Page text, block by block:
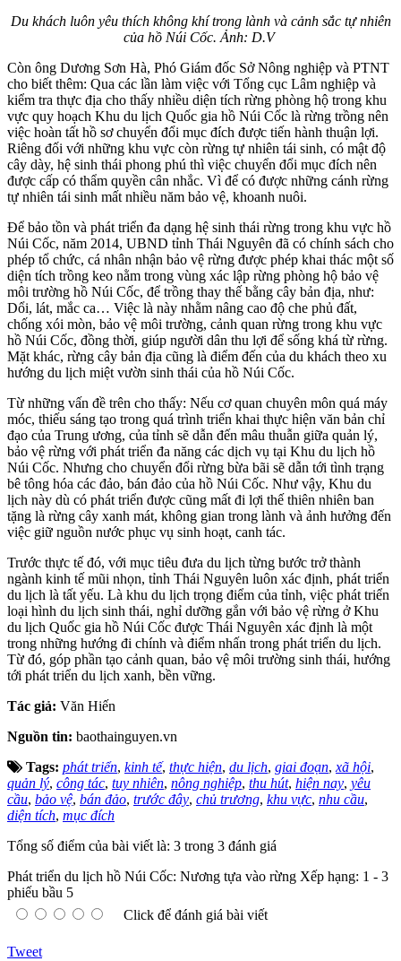
Du khách luôn yêu thích không khí trong lành và cảnh sắc tự nhiên
của hồ Núi Cốc. Ảnh: D.V
Còn ông Dương Sơn Hà, Phó Giám đốc Sở Nông nghiệp và PTNT
cho biết thêm: Qua các lần làm việc với Tổng cục Lâm nghiệp và
kiểm tra thực địa cho thấy nhiều diện tích rừng phòng hộ trong khu
vực quy hoạch Khu du lịch Quốc gia hồ Núi Cốc là rừng trồng nên
việc hoàn tất hồ sơ chuyển đổi mục đích được tiến hành thuận lợi.
Riêng đối với những khu vực còn rừng tự nhiên tái sinh, có mật độ
cây dày, hệ sinh thái phong phú thì việc chuyển đổi mục đích nên
được cấp có thẩm quyền cân nhắc. Vì để có được những cánh rừng
tự nhiên tái sinh mất nhiều năm bảo vệ, khoanh nuôi.
Để bảo tồn và phát triển đa dạng hệ sinh thái rừng trong khu vực hồ
Núi Cốc, năm 2014, UBND tỉnh Thái Nguyên đã có chính sách cho
phép tổ chức, cá nhân nhận bảo vệ rừng được phép khai thác một số
diện tích trồng keo nằm trong vùng xác lập rừng phòng hộ bảo vệ
môi trường hồ Núi Cốc, để trồng thay thế bằng cây bản địa, như:
Dổi, lát, mắc ca… Việc là này nhằm nâng cao độ che phủ đất,
chống xói mòn, bảo vệ môi trường, cảnh quan rừng trong khu vực
hồ Núi Cốc, đồng thời, giúp người dân thu lợi để sống khá từ rừng.
Mặt khác, rừng cây bản địa cũng là điểm đến của du khách theo xu
hướng du lịch miệt vườn sinh thái của hồ Núi Cốc.
Từ những vấn đề trên cho thấy: Nếu cơ quan chuyên môn quá máy
móc, thiếu sáng tạo trong quá trình triển khai thực hiện văn bản chỉ
đạo của Trung ương, của tỉnh sẽ dẫn đến mâu thuẫn giữa quản lý,
bảo vệ rừng với phát triển đa năng các dịch vụ tại Khu du lịch hồ
Núi Cốc. Nhưng cho chuyển đổi rừng bừa bãi sẽ dẫn tới tình trạng
bê tông hóa các đảo, bán đảo của hồ Núi Cốc. Như vậy, Khu du
lịch này dù có phát triển được cũng mất đi lợi thế thiên nhiên ban
tặng là rừng cây xanh mát, không gian trong lành và ảnh hưởng đến
việc giữ nguồn nước phục vụ sinh hoạt, canh tác.
Trước thực tế đó, với mục tiêu đưa du lịch từng bước trở thành
ngành kinh tế mũi nhọn, tỉnh Thái Nguyên luôn xác định, phát triển
du lịch là tất yếu. Là khu du lịch trọng điểm của tỉnh, việc phát triển
loại hình du lịch sinh thái, nghỉ dưỡng gắn với bảo vệ rừng ở Khu
du lịch Quốc gia hồ Núi Cốc được Thái Nguyên xác định là một
trong những hướng đi chính và điểm nhấn trong phát triển du lịch.
Từ đó, góp phần tạo cảnh quan, bảo vệ môi trường sinh thái, hướng
tới phát triển du lịch xanh, bền vững.
Tác giả: Văn Hiến
Nguồn tin: baothainguyen.vn
Tags: phát triển, kinh tế, thực hiện, du lịch, giai đoạn,xã hội,
quản lý, công tác, tuy nhiên, nông nghiệp, thu hút, hiện nay, yêu
cầu, bảo vệ, bán đảo, trước đây, chủ trương, khu vực, nhu cầu,
diện tích, mục đích
Tổng số điểm của bài viết là: 3 trong 3 đánh giá
Phát triển du lịch hồ Núi Cốc: Nương tựa vào rừng Xếp hạng: 1 - 3
phiếu bầu 5
Click để đánh giá bài viết
Tweet